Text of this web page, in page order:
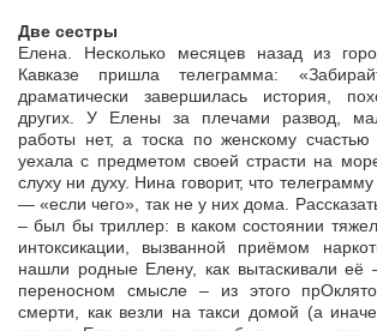
Две сестры
Елена. Несколько месяцев назад из
Кавказе пришла телеграмма:
драматически завершилась история,
других. У Елены за плечами развод,
работы нет, а тоска по женскому счастью
уехала с предметом своей страсти на
слуху ни духу. Нина говорит, что
— «если чего», так не у них дома.
– был бы триллер: в каком состоянии
интоксикации, вызванной приёмом
нашли родные Елену, как вытаскивали
переносном смысле – из этого
смерти, как везли на такси домой (а